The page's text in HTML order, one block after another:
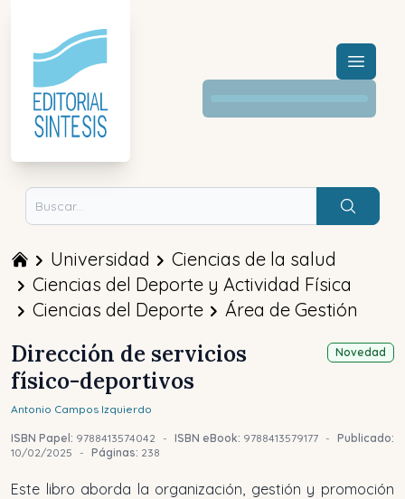
Menú
Buscar
Universidad
Ciencias de la salud
Ciencias del Deporte y Actividad Física
Ciencias del Deporte
Área de Gestión
Novedad
Dirección de servicios
físico-deportivos
Antonio Campos Izquierdo
ISBN Papel: 9788413574042 - ISBN eBook: 9788413579177 - Publicado:
10/02/2025
- Páginas: 238
Este libro aborda la organización, gestión y promoción